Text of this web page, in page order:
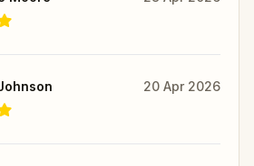
20 Apr 2026